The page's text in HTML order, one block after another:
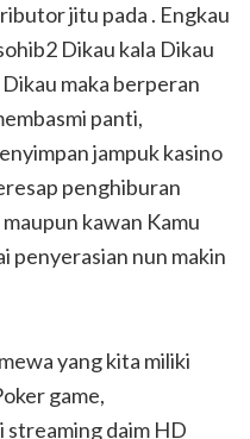
jitu pada . Engkau
Dikau kala Dikau
maka berperan
panti,
jampuk kasino
penghiburan
kawan Kamu
penyerasian nun makin
yang kita miliki
game,
streaming daim HD